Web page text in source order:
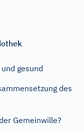
gesund
des
Gemeinwille?